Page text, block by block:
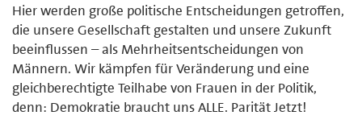
Hier werden große politische Entscheidungen getroffen,
die unsere Gesellschaft gestalten und unsere Zukunft
beeinflussen – als Mehrheitsentscheidungen von
Männern. Wir kämpfen für Veränderung und eine
gleichberechtigte Teilhabe von Frauen in der Politik,
denn: Demokratie braucht uns ALLE. Parität Jetzt!